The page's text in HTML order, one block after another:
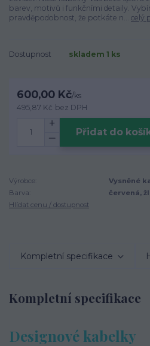
barev, motivů i funkčními detaily.
pravděpodobnost, že potkáte n... celý
Dostupnost skladem 1 ks
600,00 Kč/ks
495,87 Kč bez DPH
Přidat do
Výrobce:
Vysněné
Barva:
červená,
Hlídat cenu / dostupnost
Kompletní specifikace
Kompletní specifikace
Designové kabelky